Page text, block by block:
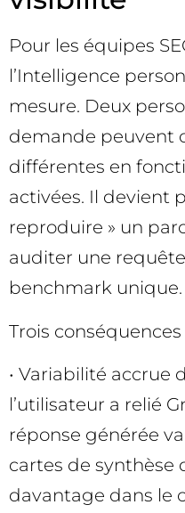
Pour les équipes
l’Intelligence
mesure. Deux
demande peuvent
différentes en
activées. Il devient
reproduire » un
auditer une
benchmark unique.
Trois
• Variabilité accrue
l’utilisateur a relié
réponse générée
cartes de synthèse
davantage dans le